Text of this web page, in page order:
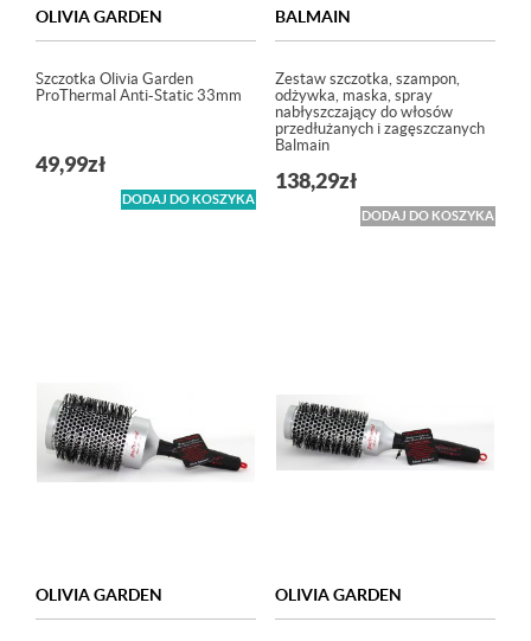
OLIVIA GARDEN
Szczotka Olivia Garden
ProThermal Anti-Static 33mm
49,99zł
DODAJ DO KOSZYKA
BALMAIN
Zestaw szczotka, szampon,
odżywka, maska, spray
nabłyszczający do włosów
przedłużanych i zagęszczanych
Balmain
138,29zł
DODAJ DO KOSZYKA
OLIVIA GARDEN OLIVIA GARDEN